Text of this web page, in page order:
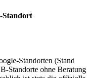
Standort
Standorten (Stand
Standorte ohne Beratung